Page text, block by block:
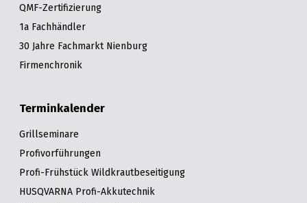
QMF-Zertifizierung
1a Fachhändler
30 Jahre Fachmarkt Nienburg
Firmenchronik
Terminkalender
Grillseminare
Profivorführungen
Profi-Frühstück Wildkrautbeseitigung
HUSQVARNA Profi-Akkutechnik